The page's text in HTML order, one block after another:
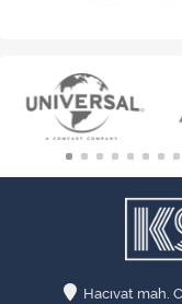
Hacıvat mah.